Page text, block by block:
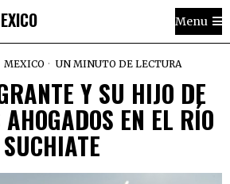
Menu
MEXICO UN MINUTO DE LECTURA
Y SU HIJO DE
EN EL RÍO
SUCHIATE